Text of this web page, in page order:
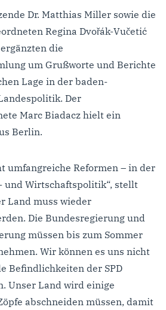
Dr. Matthias Miller sowie die
Regina Dvořák-Vučetić
die
um Grußworte und Berichte
Lage in der baden-
Der
Marc Biadacz hielt ein
Berlin.
umfangreiche Reformen – in der
und Wirtschaftspolitik“, stellt
Land muss wieder
Die Bundesregierung und
müssen bis zum Sommer
Wir können es uns nicht
Befindlichkeiten der SPD
Unser Land wird einige
abschneiden müssen, damit